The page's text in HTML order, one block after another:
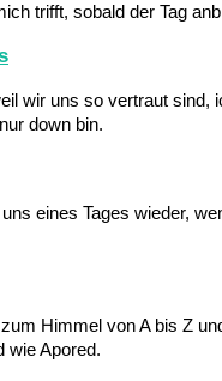
trifft, sobald der Tag
wir uns so vertraut sind,
down bin.
eines Tages wieder,
Himmel von A bis Z
wie Apored.